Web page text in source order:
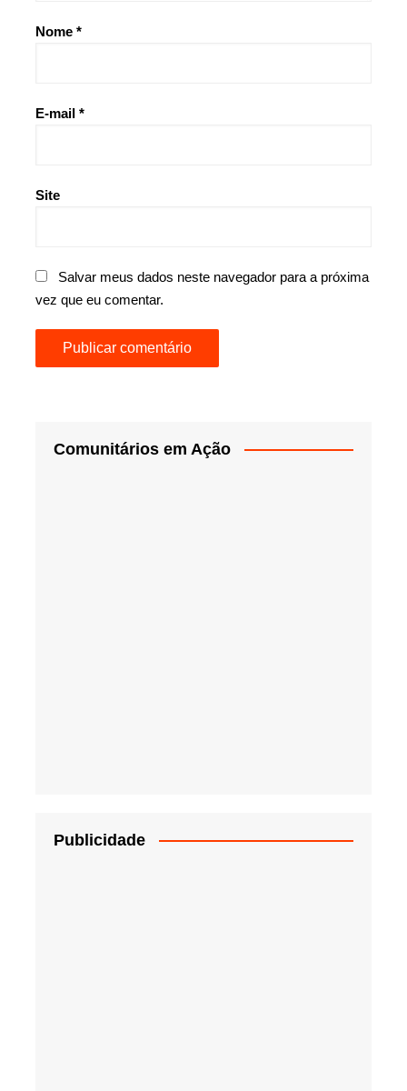
Nome *
E-mail *
Site
Salvar meus dados neste navegador para a próxima
vez que eu comentar.
Comunitários em Ação
Publicidade